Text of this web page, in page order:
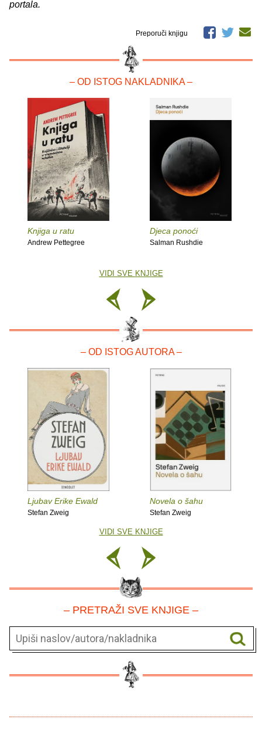
portala.
Preporuči knjigu
– OD ISTOG NAKLADNIKA –
Knjiga u ratu
Andrew Pettegree
Djeca ponoći
Salman Rushdie
VIDI SVE KNJIGE
– OD ISTOG AUTORA –
Ljubav Erike Ewald
Stefan Zweig
Novela o šahu
Stefan Zweig
VIDI SVE KNJIGE
– PRETRAŽI SVE KNJIGE –